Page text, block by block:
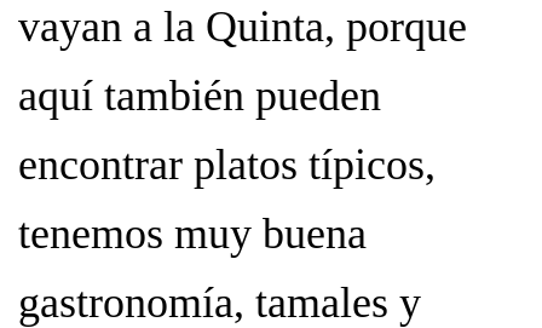
vayan a la Quinta, porque
aquí también pueden
encontrar platos típicos,
tenemos muy buena
gastronomía, tamales y